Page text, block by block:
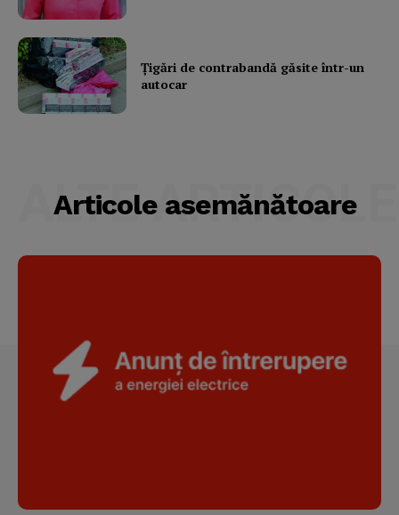
My account
Ţigări de contrabandă găsite într-un
autocar
Articole asemănătoare
ALTE ARTICOLE